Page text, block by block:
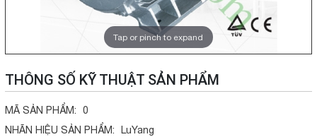
Tap or pinch to expand
THÔNG SỐ KỸ THUẬT SẢN PHẨM
MÃ SẢN PHẨM:
0
NHÃN HIỆU SẢN PHẨM:
LuYang